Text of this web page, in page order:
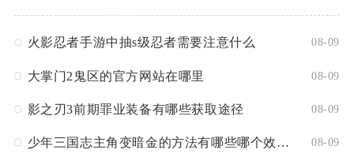
火影忍者手游中抽s级忍者需要注意什么 08-09
大掌门2鬼区的官方网站在哪里 08-09
影之刃3前期罪业装备有哪些获取途径 08-09
少年三国志主角变暗金的方法有哪些哪个效果最好 08-09